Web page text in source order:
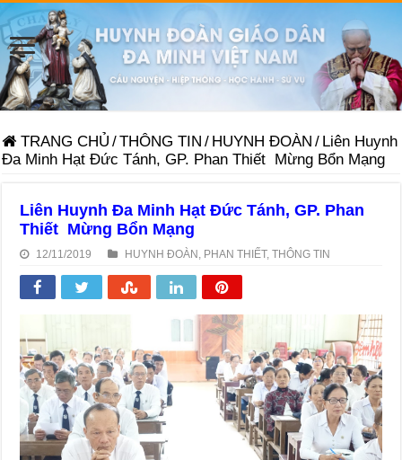
TRANG CHỦ /THÔNG TIN / HUYNH ĐOÀN / Liên Huynh
Đa Minh Hạt Đức Tánh, GP. Phan Thiết Mừng Bổn Mạng
Liên Huynh Đa Minh Hạt Đức Tánh, GP. Phan
Thiết Mừng Bổn Mạng
12/11/2019 HUYNH ĐOÀN PHAN THIẾT,THÔNG TIN